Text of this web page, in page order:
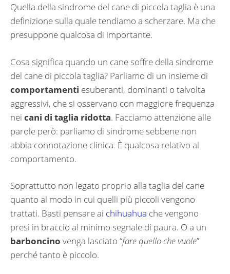
Quella della sindrome del cane di piccola taglia è una
definizione sulla quale tendiamo a scherzare. Ma che
presuppone qualcosa di importante.
Cosa significa quando un cane soffre della sindrome
del cane di piccola taglia? Parliamo di un insieme di
comportamenti esuberanti, dominanti o talvolta
aggressivi, che si osservano con maggiore frequenza
nei cani di taglia ridotta. Facciamo attenzione alle
parole però: parliamo di sindrome sebbene non
abbia connotazione clinica. È qualcosa relativo al
comportamento.
Soprattutto non legato proprio alla taglia del cane
quanto al modo in cui quelli più piccoli vengono
trattati. Basti pensare ai chihuahua che vengono
presi in braccio al minimo segnale di paura. O a un
barboncino venga lasciato “fare quello che vuole”
perché tanto è piccolo.